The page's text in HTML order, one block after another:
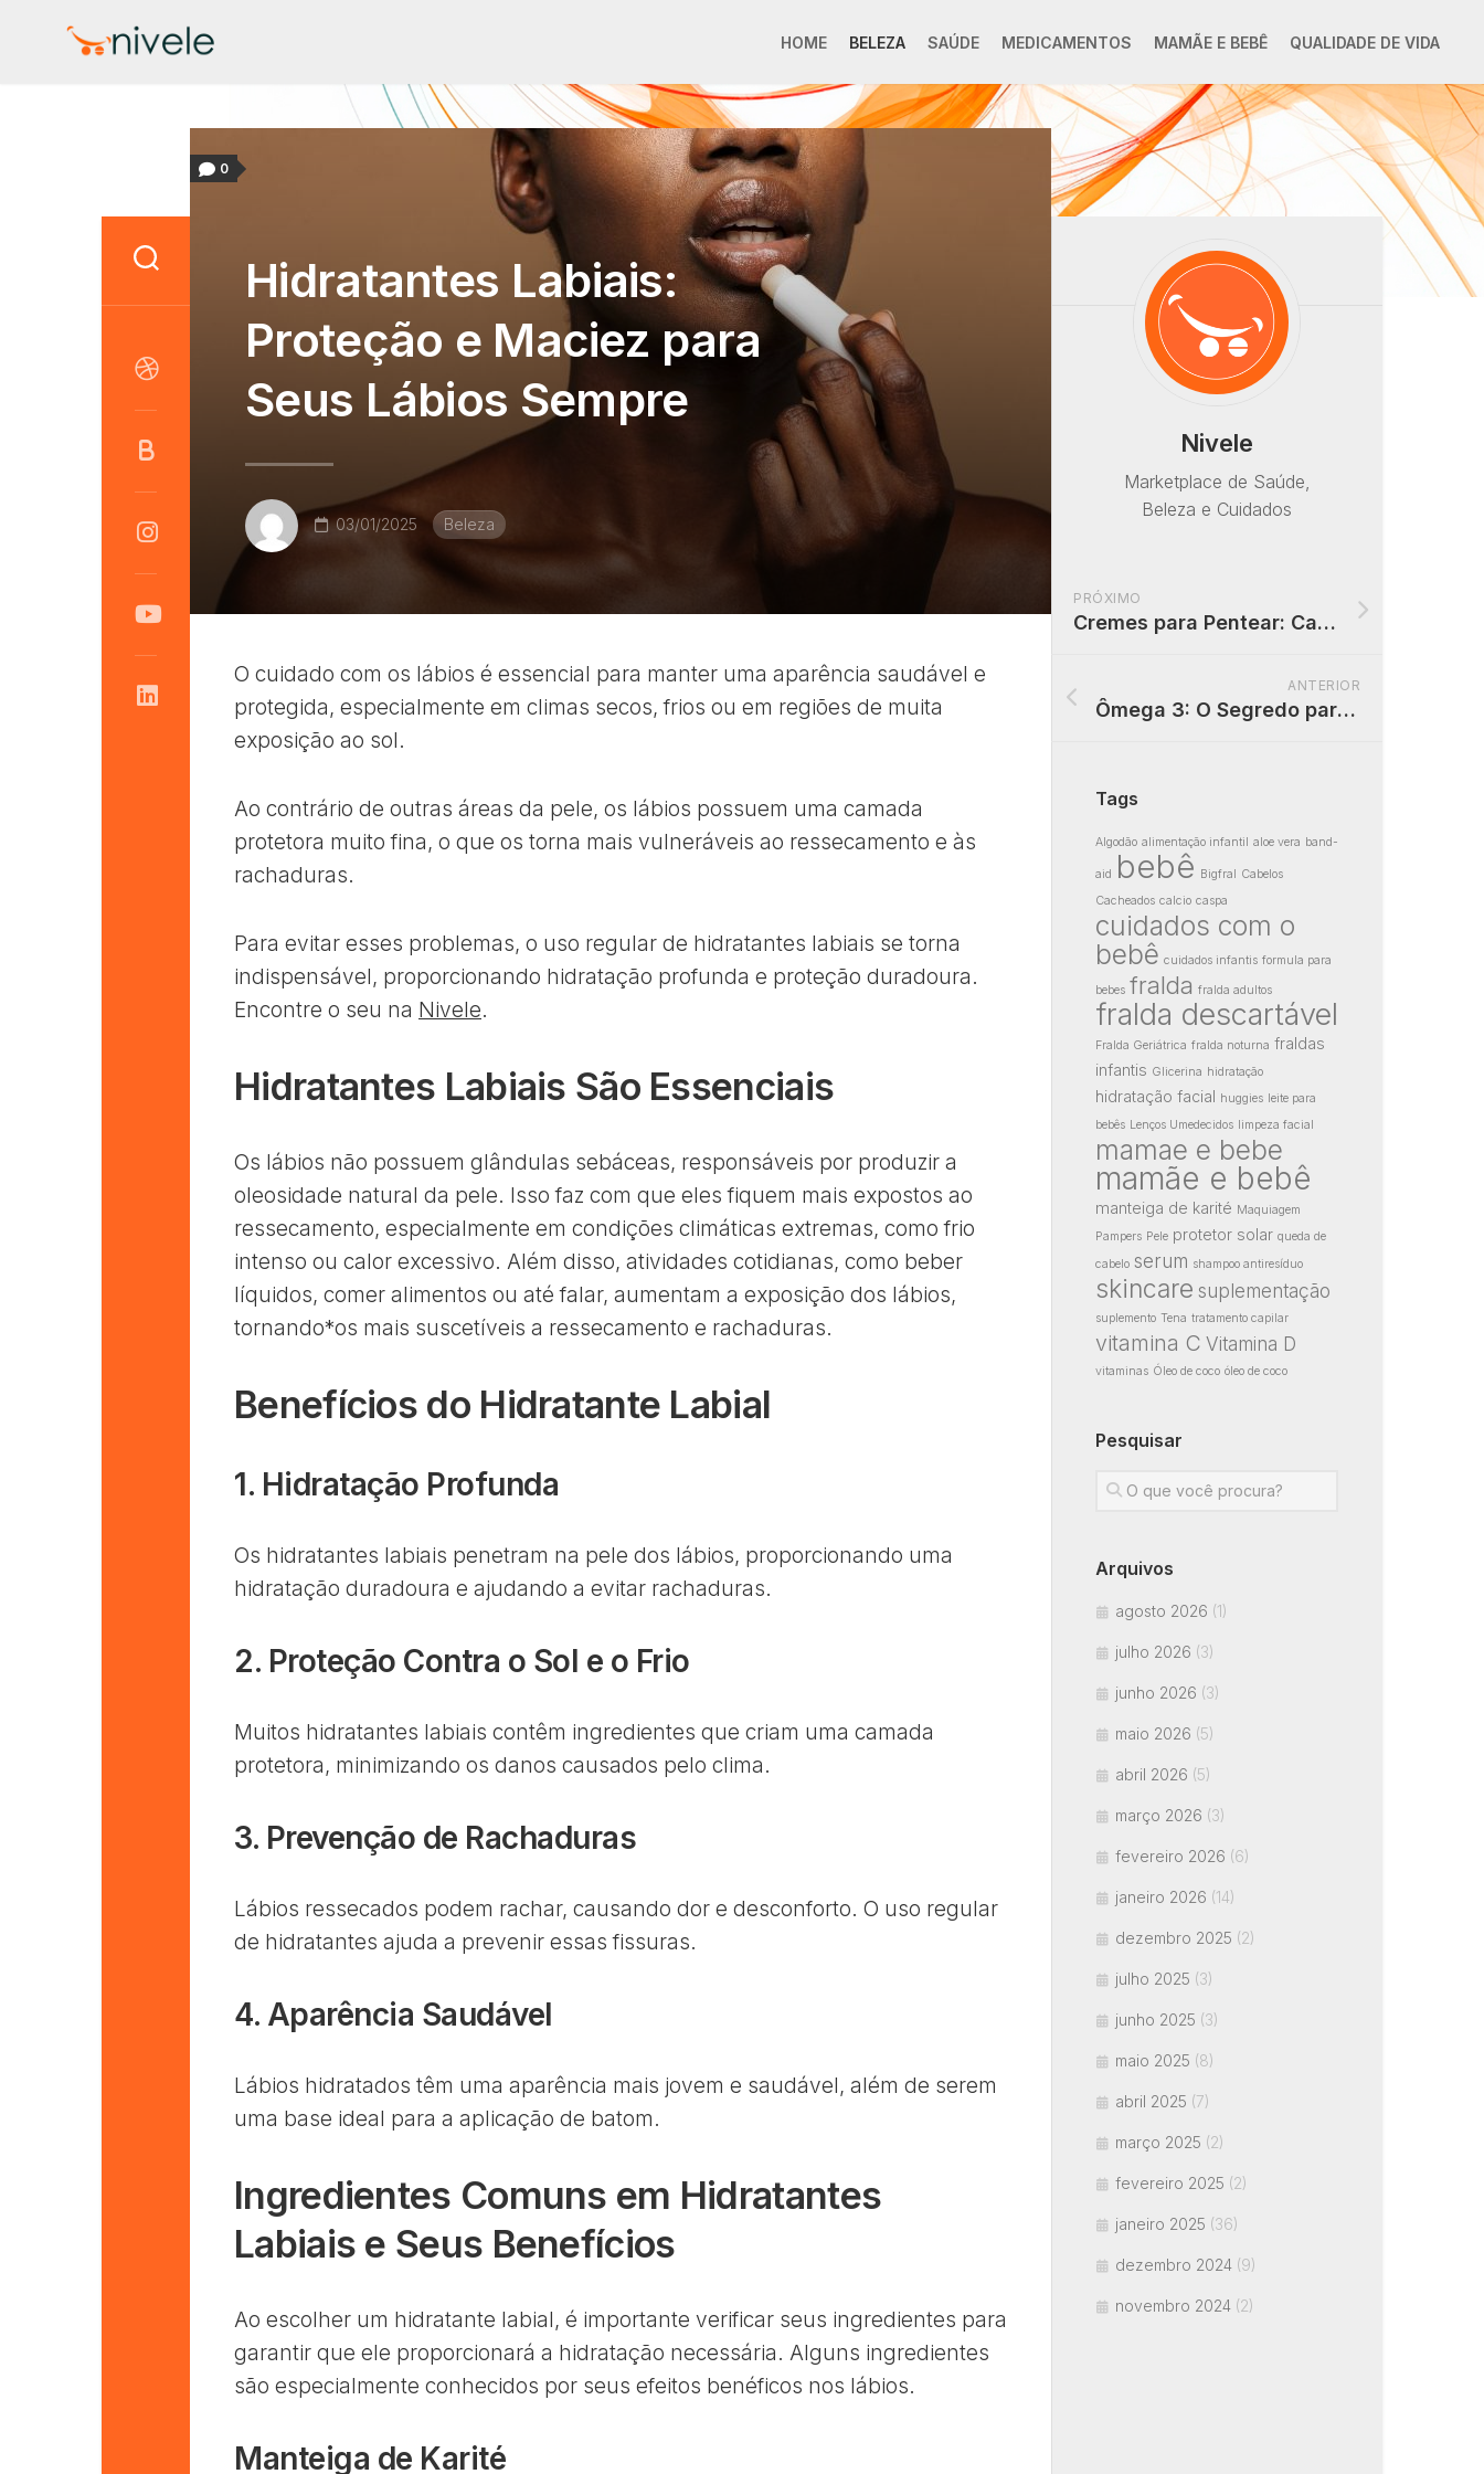
HOME BELEZA SAÚDE MEDICAMENTOS MAMÃE E BEBÊ QUALIDADE DE VIDA
0
Hidratantes Labiais:
Proteção e Maciez para
Seus Lábios Sempre
03/01/2025 Beleza
O cuidado com os lábios é essencial para manter uma aparência saudável e
protegida, especialmente em climas secos, frios ou em regiões de muita
exposição ao sol.
Ao contrário de outras áreas da pele, os lábios possuem uma camada
protetora muito fina, o que os torna mais vulneráveis ao ressecamento e às
rachaduras.
Para evitar esses problemas, o uso regular de hidratantes labiais se torna
indispensável, proporcionando hidratação profunda e proteção duradoura.
Encontre o seu na Nivele.
Hidratantes Labiais São Essenciais
Os lábios não possuem glândulas sebáceas, responsáveis por produzir a
oleosidade natural da pele. Isso faz com que eles fiquem mais expostos ao
ressecamento, especialmente em condições climáticas extremas, como frio
intenso ou calor excessivo. Além disso, atividades cotidianas, como beber
líquidos, comer alimentos ou até falar, aumentam a exposição dos lábios,
tornando*os mais suscetíveis a ressecamento e rachaduras.
Benefícios do Hidratante Labial
1. Hidratação Profunda
Os hidratantes labiais penetram na pele dos lábios, proporcionando uma
hidratação duradoura e ajudando a evitar rachaduras.
2. Proteção Contra o Sol e o Frio
Muitos hidratantes labiais contêm ingredientes que criam uma camada
protetora, minimizando os danos causados pelo clima.
3. Prevenção de Rachaduras
Lábios ressecados podem rachar, causando dor e desconforto. O uso regular
de hidratantes ajuda a prevenir essas fissuras.
4. Aparência Saudável
Lábios hidratados têm uma aparência mais jovem e saudável, além de serem
uma base ideal para a aplicação de batom.
Ingredientes Comuns em Hidratantes
Labiais e Seus Benefícios
Ao escolher um hidratante labial, é importante verificar seus ingredientes para
garantir que ele proporcionará a hidratação necessária. Alguns ingredientes
são especialmente conhecidos por seus efeitos benéficos nos lábios.
Manteiga de Karité
Nivele
Marketplace de Saúde,
Beleza e Cuidados
PRÓXIMO
Cremes para Pentear: Cabelos Hidratados, Definidos e Perfeitos
ANTERIOR
Ômega 3: O Segredo para um Coração Saudável e Mente Ativa
Tags
Algodão alimentação infantil aloe vera band-
aid bebê Bigfral Cabelos
Cacheados calcio caspa
cuidados com o
bebê cuidados infantis formula para
bebes fralda fralda adultos
fralda descartável
Fralda Geriátrica fralda noturna fraldas
infantis Glicerina hidratação
hidratação facial huggies leite para
bebês Lenços Umedecidos limpeza facial
mamae e bebe
mamãe e bebê
manteiga de karité Maquiagem
Pampers Pele protetor solar queda de
cabelo serum shampoo antiresíduo
skincare suplementação
suplemento Tena tratamento capilar
vitamina C Vitamina D
vitaminas Óleo de coco óleo de coco
Pesquisar
Arquivos
agosto 2026 (1)
julho 2026 (3)
junho 2026 (3)
maio 2026 (5)
abril 2026 (5)
março 2026 (3)
fevereiro 2026 (6)
janeiro 2026 (14)
dezembro 2025 (2)
julho 2025 (3)
junho 2025 (3)
maio 2025 (8)
abril 2025 (7)
março 2025 (2)
fevereiro 2025 (2)
janeiro 2025 (36)
dezembro 2024 (9)
novembro 2024 (2)